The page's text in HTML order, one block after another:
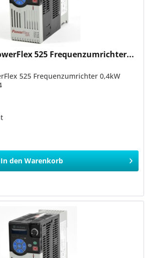
525 Frequenzumrichter...
525 Frequenzumrichter 0,4kW
In den Warenkorb